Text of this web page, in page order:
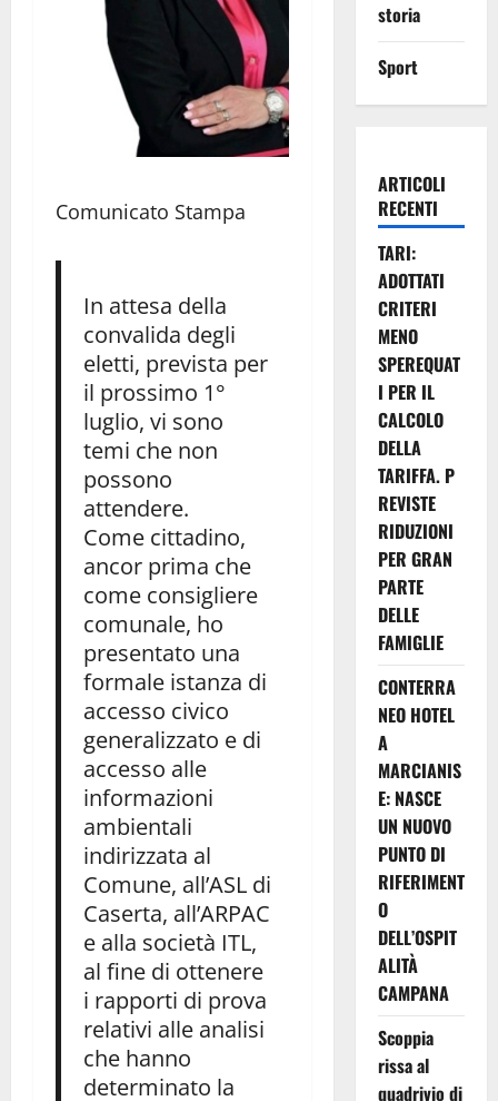
Comunicato Stampa
In attesa della
convalida degli
eletti, prevista per
il prossimo 1°
luglio, vi sono
temi che non
possono
attendere.
Come cittadino,
ancor prima che
come consigliere
comunale, ho
presentato una
formale istanza di
accesso civico
generalizzato e di
accesso alle
informazioni
ambientali
indirizzata al
Comune, all’ASL di
Caserta, all’ARPAC
e alla società ITL,
al fine di ottenere
i rapporti di prova
relativi alle analisi
che hanno
determinato la
storia
Sport
ARTICOLI
RECENTI
TARI:
ADOTTATI
CRITERI
MENO
SPEREQUAT
I PER IL
CALCOLO
DELLA
TARIFFA. P
REVISTE
RIDUZIONI
PER GRAN
PARTE
DELLE
FAMIGLIE
CONTERRA
NEO HOTEL
A
MARCIANIS
E: NASCE
UN NUOVO
PUNTO DI
RIFERIMENT
O
DELL’OSPIT
ALITÀ
CAMPANA
Scoppia
rissa al
quadrivio di